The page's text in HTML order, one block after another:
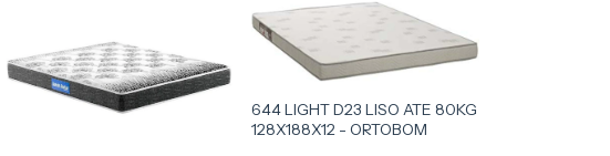
644 LIGHT D23 LISO ATE 80KG
128X188X12 - ORTOBOM